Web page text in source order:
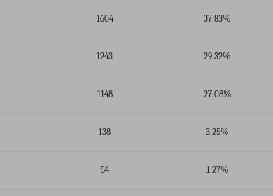
1604 37.83%
1243 29.32%
1148 27.08%
138 3.25%
54 1.27%